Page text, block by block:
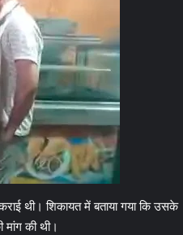
थी। शिकायत में बताया गया कि उसके
की थी।